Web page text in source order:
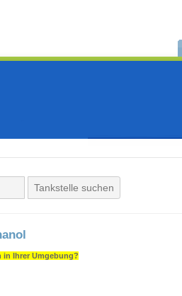
Tankstelle suchen
in Ihrer Umgebung?